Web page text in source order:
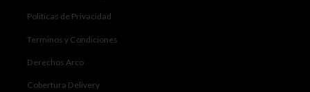
Politicas de Privacidad
Terminos y Condiciones
Derechos Arco
Cobertura Delivery